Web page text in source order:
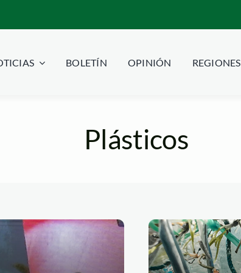
BOLETÍN OPINIÓN REGIONES
Plásticos